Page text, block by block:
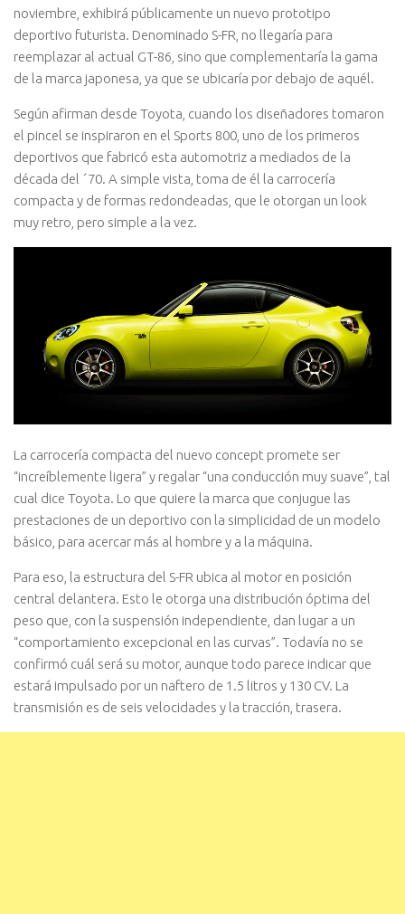
noviembre, exhibirá públicamente un nuevo prototipo
deportivo futurista. Denominado S-FR, no llegaría para
reemplazar al actual GT-86, sino que complementaría la gama
de la marca japonesa, ya que se ubicaría por debajo de aquél.
Según afirman desde Toyota, cuando los diseñadores tomaron
el pincel se inspiraron en el Sports 800, uno de los primeros
deportivos que fabricó esta automotriz a mediados de la
década del ´70. A simple vista, toma de él la carrocería
compacta y de formas redondeadas, que le otorgan un look
muy retro, pero simple a la vez.
La carrocería compacta del nuevo concept promete ser
“increíblemente ligera” y regalar “una conducción muy suave”, tal
cual dice Toyota. Lo que quiere la marca que conjugue las
prestaciones de un deportivo con la simplicidad de un modelo
básico, para acercar más al hombre y a la máquina.
Para eso, la estructura del S-FR ubica al motor en posición
central delantera. Esto le otorga una distribución óptima del
peso que, con la suspensión independiente, dan lugar a un
“comportamiento excepcional en las curvas”. Todavía no se
confirmó cuál será su motor, aunque todo parece indicar que
estará impulsado por un naftero de 1.5 litros y 130 CV. La
transmisión es de seis velocidades y la tracción, trasera.